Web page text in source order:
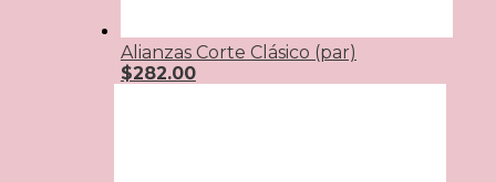
Alianzas Corte Clásico (par)
$282.00